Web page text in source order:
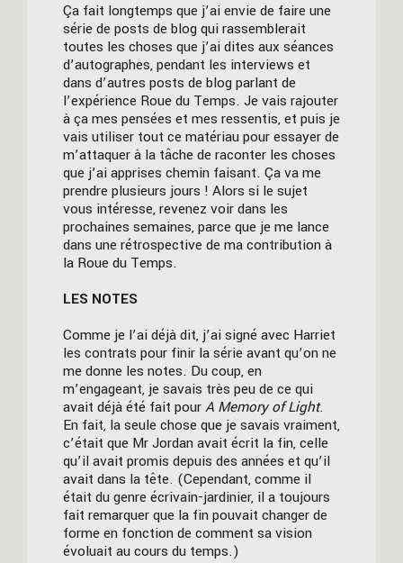
Ça fait longtemps que j’ai envie de faire une
série de posts de blog qui rassemblerait
toutes les choses que j’ai dites aux séances
d’autographes, pendant les interviews et
dans d’autres posts de blog parlant de
l’expérience Roue du Temps. Je vais rajouter
à ça mes pensées et mes ressentis, et puis je
vais utiliser tout ce matériau pour essayer de
m’attaquer à la tâche de raconter les choses
que j’ai apprises chemin faisant. Ça va me
prendre plusieurs jours ! Alors si le sujet
vous intéresse, revenez voir dans les
prochaines semaines, parce que je me lance
dans une rétrospective de ma contribution à
la Roue du Temps.
LES NOTES
Comme je l’ai déjà dit, j’ai signé avec Harriet
les contrats pour finir la série avant qu’on ne
me donne les notes. Du coup, en
m’engageant, je savais très peu de ce qui
avait déjà été fait pourA Memory of Light.
En fait, la seule chose que je savais vraiment,
c’était que Mr Jordan avait écrit la fin, celle
qu’il avait promis depuis des années et qu’il
avait dans la tête. (Cependant, comme il
était du genre écrivain-jardinier, il a toujours
fait remarquer que la fin pouvait changer de
forme en fonction de comment sa vision
évoluait au cours du temps.)